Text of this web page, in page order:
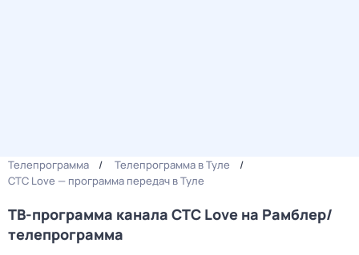
Телепрограмма
Телепрограмма в Туле
СТС Love — программа передач в Туле
ТВ-программа канала СТС Love на Рамблер/
телепрограмма